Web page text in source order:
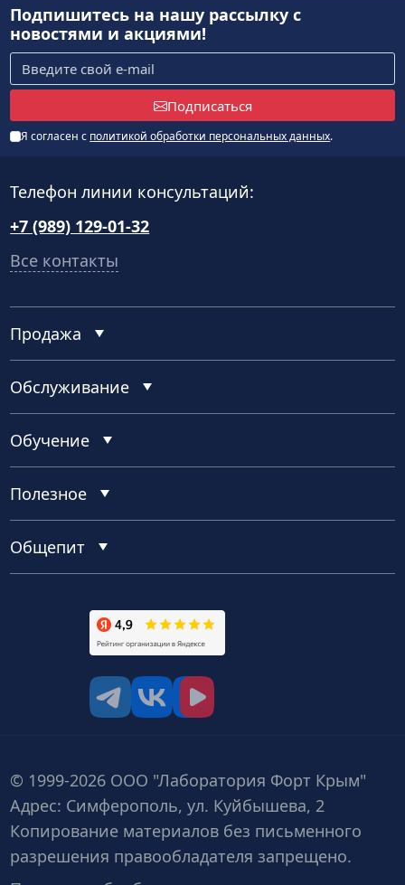
Подпишитесь на нашу рассылкус
новостями и акциями!
Подписаться
Я согласен с политикой обработки персональных данных.
Телефон линии консультаций:
+7 (989) 129-01-32
Все контакты
Продажа
Обслуживание
Обучение
Полезное
Общепит
© 1999-2026 ООО "Лаборатория Форт Крым"
Адрес: Симферополь, ул. Куйбышева, 2
Копирование материалов без письменного
разрешения правообладателя запрещено.